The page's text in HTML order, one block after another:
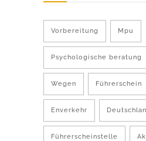
Vorbereitung Mpu
Psychologische beratung
Wegen Führerschein
Enverkehr
Führerscheinstelle